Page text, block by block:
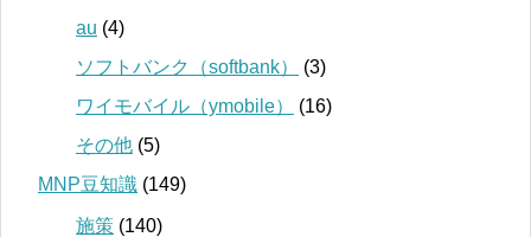
au (4)
ソフトバンク（softbank）
(3)
ワイモバイル（ymobile）
(16)
その他 (5)
MNP豆知識 (149)
施策 (140)